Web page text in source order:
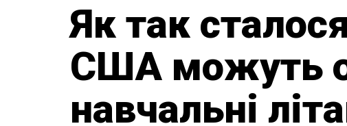
Як так
США можуть
навчальні